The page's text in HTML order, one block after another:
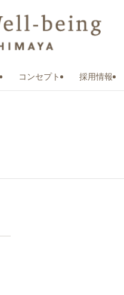
コンセプト 採用情報